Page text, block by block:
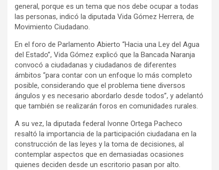
general, porque es un tema que nos debe ocupar a todas
las personas, indicó la diputada Vida Gómez Herrera, de
Movimiento Ciudadano.
En el foro de Parlamento Abierto “Hacia una Ley del Agua
del Estado”, Vida Gómez explicó que la Bancada Naranja
convocó a ciudadanas y ciudadanos de diferentes
ámbitos “para contar con un enfoque lo más completo
posible, considerando que el problema tiene diversos
ángulos y es necesario abordarlo desde todos”, y adelantó
que también se realizarán foros en comunidades rurales.
A su vez, la diputada federal Ivonne Ortega Pacheco
resaltó la importancia de la participación ciudadana en la
construcción de las leyes y la toma de decisiones, al
contemplar aspectos que en demasiadas ocasiones
quienes deciden desde un escritorio pasan por alto.